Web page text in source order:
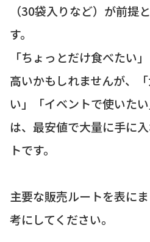
（30袋入りなど）が前提
す。
「ちょっとだけ食べたい
高いかもしれませんが、
い」「イベントで使いた
は、最安値で大量に手に
トです。
主要な販売ルートを表に
考にしてください。